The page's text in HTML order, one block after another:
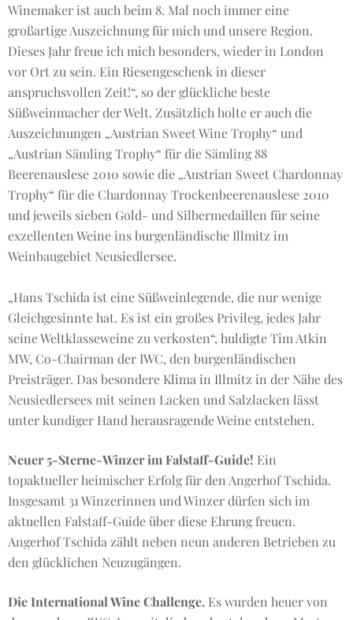
Winemaker ist auch beim 8. Mal noch immer eine
großartige Auszeichnung für mich und unsere Region.
Dieses Jahr freue ich mich besonders, wieder in London
vor Ort zu sein. Ein Riesengeschenk in dieser
anspruchsvollen Zeit!“, so der glückliche beste
Süßweinmacher der Welt. Zusätzlich holte er auch die
Auszeichnungen „Austrian Sweet Wine Trophy“ und
„Austrian Sämling Trophy“ für die Sämling 88
Beerenauslese 2010 sowie die „Austrian Sweet Chardonnay
Trophy“ für die Chardonnay Trockenbeerenauslese 2010
und jeweils sieben Gold- und Silbermedaillen für seine
exzellenten Weine ins burgenländische Illmitz im
Weinbaugebiet Neusiedlersee.
„Hans Tschida ist eine Süßweinlegende, die nur wenige
Gleichgesinnte hat. Es ist ein großes Privileg, jedes Jahr
seine Weltklasseweine zu verkosten“, huldigte Tim Atkin
MW, Co-Chairman der IWC, den burgenländischen
Preisträger. Das besondere Klima in Illmitz in der Nähe des
Neusiedlersees mit seinen Lacken und Salzlacken lässt
unter kundiger Hand herausragende Weine entstehen.
Neuer 5-Sterne-Winzer im Falstaff-Guide! Ein
topaktueller heimischer Erfolg für den Angerhof Tschida.
Insgesamt 31 Winzerinnen und Winzer dürfen sich im
aktuellen Falstaff-Guide über diese Ehrung freuen.
Angerhof Tschida zählt neben neun anderen Betrieben zu
den glücklichen Neuzugängen.
Die International Wine Challenge. Es wurden heuer von